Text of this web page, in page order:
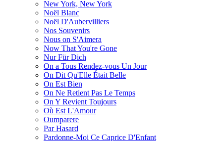
New York, New York
Noël Blanc
Noël D'Aubervilliers
Nos Souvenirs
Nous on S'Aimera
Now That You're Gone
Nur Für Dich
On a Tous Rendez-vous Un Jour
On Dit Qu'Elle Était Belle
On Est Bien
On Ne Retient Pas Le Temps
On Y Revient Toujours
Où Est L'Amour
Oumparere
Par Hasard
Pardonne-Moi Ce Caprice D'Enfant